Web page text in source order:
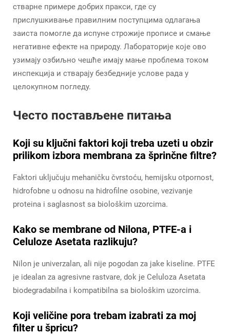
стварне примере добрих пракси, где су
прислушкивање правилним поступцима одлагања
заиста помогле да испуне строжије прописе и смање
негативне ефекте на природу. Лабораторије које ово
узимају озбиљно чешће имају мање проблема током
инспекција и стварају безбедније услове рада у
целокупном погледу.
Често постављене питања
Koji su ključni faktori koji treba uzeti u obzir
prilikom izbora membrana za šprinčne filtre?
Faktori uključuju mehaničku čvrstoću, hemijsku otpornost,
hidrofobne u odnosu na hidrofilne osobine, vezivanje
proteina i saglasnost sa biološkim uzorcima.
Kako se membrane od Nilona, PTFE-a i
Celuloze Asetata razlikuju?
Nilon je univerzalan, ali nije pogodan za jake kiseline. PTFE
je idealan za agresivne rastvare, dok je Celuloza Asetata
biodegradabilna i kompatibilna sa biološkim uzorcima.
Koji veličine pora trebam izabrati za moj
filter u špricu?